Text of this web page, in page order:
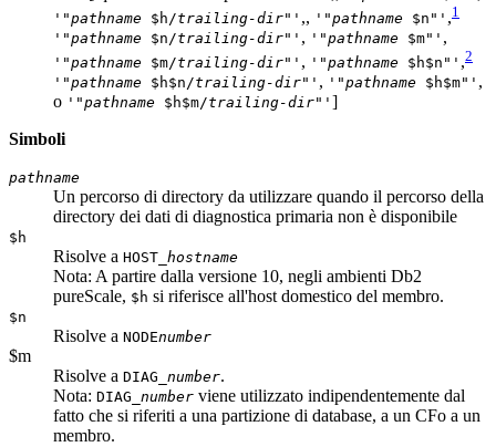
'"pathname $h/trailing-dir"' ,, '"pathname $n"' ,1
'"pathname $n/trailing-dir"' , '"pathname $m"' ,
'"pathname $m/trailing-dir"' , '"pathname $h$n"' ,2
'"pathname $h$n/trailing-dir"' , '"pathname $h$m"' ,
o '"pathname $h$m/trailing-dir"' ]
Simboli
pathname
Un percorso di directory da utilizzare quando il percorso della
directory dei dati di diagnostica primaria non è disponibile
$h
Risolve a HOST_ hostname
Nota: A partire dalla versione 10, negli ambienti Db2
pureScale, $h si riferisce all'host domestico del membro.
$n
Risolve a NODEnumber
$m
Risolve a DIAG_ number.
Nota: DIAG_ number viene utilizzato indipendentemente dal
fatto che si riferiti a una partizione di database, a un CFo a un
membro.